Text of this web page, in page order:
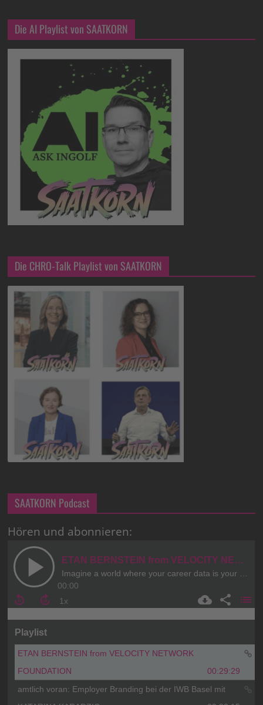
Die AI Playlist von SAATKORN
Die CHRO-Talk Playlist von SAATKORN
SAATKORN Podcast
Hören und abonnieren: